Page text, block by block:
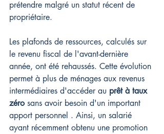
prétendre malgré un statut récent de
propriétaire.
Les plafonds de ressources, calculés sur
le revenu fiscal de l'avant-dernière
année, ont été rehaussés. Cette évolution
permet à plus de ménages aux revenus
intermédiaires d'accéder au prêt à taux
zéro sans avoir besoin d'un important
apport personnel . Ainsi, un salarié
ayant récemment obtenu une promotion